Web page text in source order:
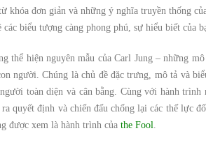
khóa đơn giản và những ý nghĩa truyền thống
biểu tượng càng phong phú, sự hiểu biết của
thể hiện nguyên mẫu của Carl Jung – những
người. Chúng là chủ đề đặc trưng, mô tả và
toàn diện và cân bằng. Cùng với hành
quyết định và chiến đấu chống lại các thế lực
được xem là hành trình của the Fool.